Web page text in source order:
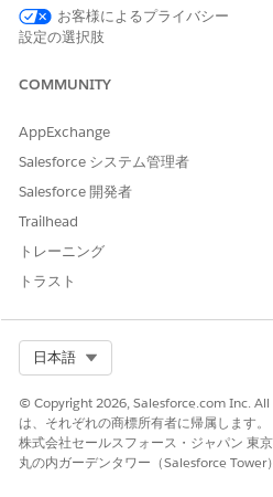
この記事で問題は解決
お客様によるプライバシー
設定の選択肢
COMMUNITY
AppExchange
Salesforce システム管理者
Salesforce 開発者
Trailhead
トレーニング
トラスト
日本語
© Copyright 2026, Salesforce.com Inc.
は、それぞれの商標所有者に帰属します。
株式会社セールスフォース・ジャパン 東
丸の内ガーデンタワー（Salesforce Tower）